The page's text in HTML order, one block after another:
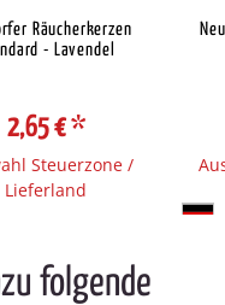
Räucherkerzen
- Lavendel
2,65 €*
Steuerzone /
Lieferland
folgende